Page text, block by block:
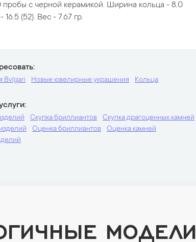
пробы с черной керамикой. Ширина кольца - 8,0
16.5 (52). Вес - 7.67 гр.
Bvlgari Новые ювелирные украшения Кольца
Скупка бриллиантов
Скупка драгоценных камней
Оценка бриллиантов
Оценка камней
МОДЕЛИ